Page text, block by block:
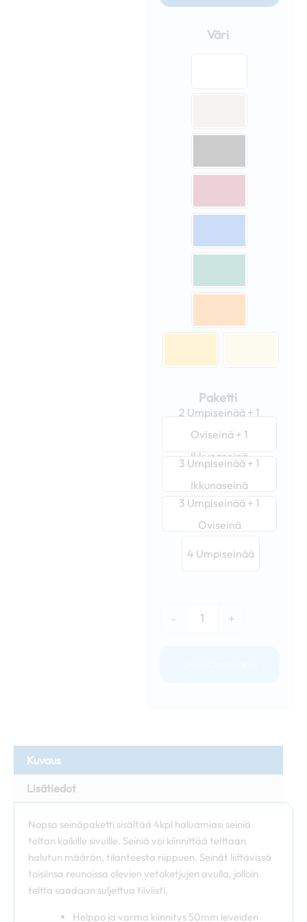
Väri
Paketti
2 Umpiseinää + 1
Oviseinä + 1
Ikkunaseinä
3 Umpiseinää + 1
Ikkunaseinä
3 Umpiseinää + 1
Oviseinä
4 Umpiseinää
-
seinäpaketti
+
Kuvaus
Lisätiedot
Nopsa seinäpaketti sisältää 4kpl haluamiasi seiniä
teltan kaikille sivuille. Seiniä voi kiinnittää telttaan
halutun määrän, tilanteesta riippuen. Seinät liittävissä
toisiinsa reunoissa olevien vetoketjujen avulla, jolloin
teltta saadaan suljettua tiiviisti.
Helppo ja varma kiinnitys 50mm leveiden